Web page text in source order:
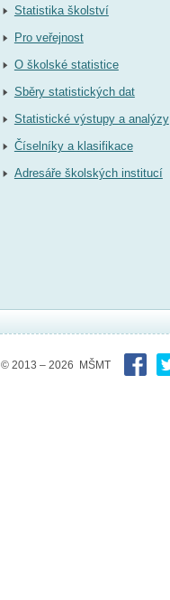
Statistika školství
Pro veřejnost
O školské statistice
Sběry statistických dat
Statistické výstupy a analýzy
Číselníky a klasifikace
Adresáře školských institucí
© 2013 – 2026 MŠMT